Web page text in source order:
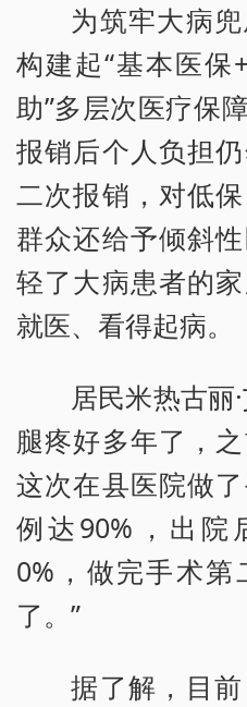
为筑牢大病
构建起“基本医保
助”多层次医疗保
报销后个人负担
二次报销，对低
群众还给予倾斜
轻了大病患者的
就医、看得起病。
居民米热古丽
腿疼好多年了，
这次在县医院做
例达90%，出院
0%，做完手术
了。”
据了解，目